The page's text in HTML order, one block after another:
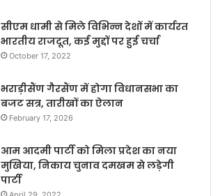
सीएम धामी से मिले विभिन्न देशों में कार्यरत
भारतीय राजदूत, कई मुद्दों पर हुई चर्चा
October 17, 2022
भराड़ीसैंण गैरसैंण में होगा विधानसभा का
बजट सत्र, तारीखों का ऐलान
February 17, 2026
आम आदमी पार्टी को मिला प्रदेश का नया
मुखिया, निकाय चुनाव दमखम से लड़ेगी
पार्टी